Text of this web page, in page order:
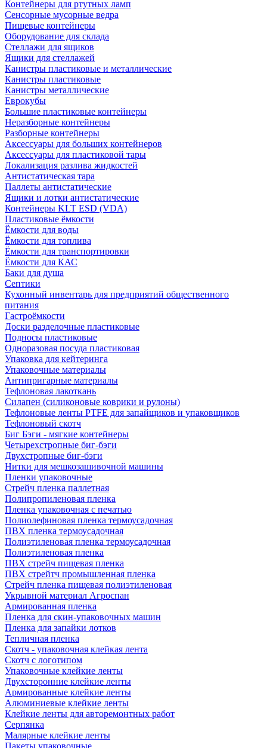
Контейнеры для ртутных ламп
Сенсорные мусорные ведра
Пищевые контейнеры
Оборудование для склада
Стеллажи для ящиков
Ящики для стеллажей
Канистры пластиковые и металлические
Канистры пластиковые
Канистры металлические
Еврокубы
Большие пластиковые контейнеры
Неразборные контейнеры
Разборные контейнеры
Аксессуары для больших контейнеров
Аксессуары для пластиковой тары
Локализация разлива жидкостей
Антистатическая тара
Паллеты антистатические
Ящики и лотки антистатические
Контейнеры KLT ESD (VDA)
Пластиковые ёмкости
Ёмкости для воды
Ёмкости для топлива
Ёмкости для транспортировки
Ёмкости для КАС
Баки для душа
Септики
Кухонный инвентарь для предприятий общественного
питания
Гастроёмкости
Доски разделочные пластиковые
Подносы пластиковые
Одноразовая посуда пластиковая
Упаковка для кейтеринга
Упаковочные материалы
Антипригарные материалы
Тефлоновая лакоткань
Силапен (силиконовые коврики и рулоны)
Тефлоновые ленты PTFE для запайщиков и упаковщиков
Тефлоновый скотч
Биг Бэги - мягкие контейнеры
Четырехстропные биг-бэги
Двухстропные биг-бэги
Нитки для мешкозашивочной машины
Пленки упаковочные
Стрейч пленка паллетная
Полипропиленовая пленка
Пленка упаковочная с печатью
Полиолефиновая пленка термоусадочная
ПВХ пленка термоусадочная
Полиэтиленовая пленка термоусадочная
Полиэтиленовая пленка
ПВХ стрейч пищевая пленка
ПВХ стрейтч промышленная пленка
Стрейч пленка пищевая полиэтиленовая
Укрывной материал Агроспан
Армированная пленка
Пленка для скин-упаковочных машин
Пленка для запайки лотков
Тепличная пленка
Скотч - упаковочная клейкая лента
Скотч с логотипом
Упаковочные клейкие ленты
Двухсторонние клейкие ленты
Армированные клейкие ленты
Алюминиевые клейкие ленты
Клейкие ленты для авторемонтных работ
Серпянка
Малярные клейкие ленты
Пакеты упаковочные